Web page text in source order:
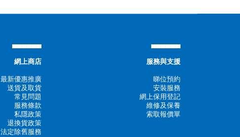
▄▄▄▄▄▄
網上商店
最新優惠推廣
送貨及取貨
常見問題
服務條款
私隱政策
退換貨政策
法定除舊服務
▄▄▄▄▄▄
服務與支援
睇位預約
安裝服務
網上保用登記
維修及保養
索取報價單